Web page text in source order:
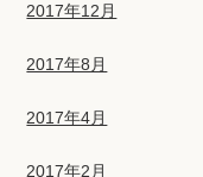
2017年12月
2017年8月
2017年4月
2017年2月